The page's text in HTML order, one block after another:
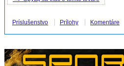
Príslušenstvo Prílohy Komentáre